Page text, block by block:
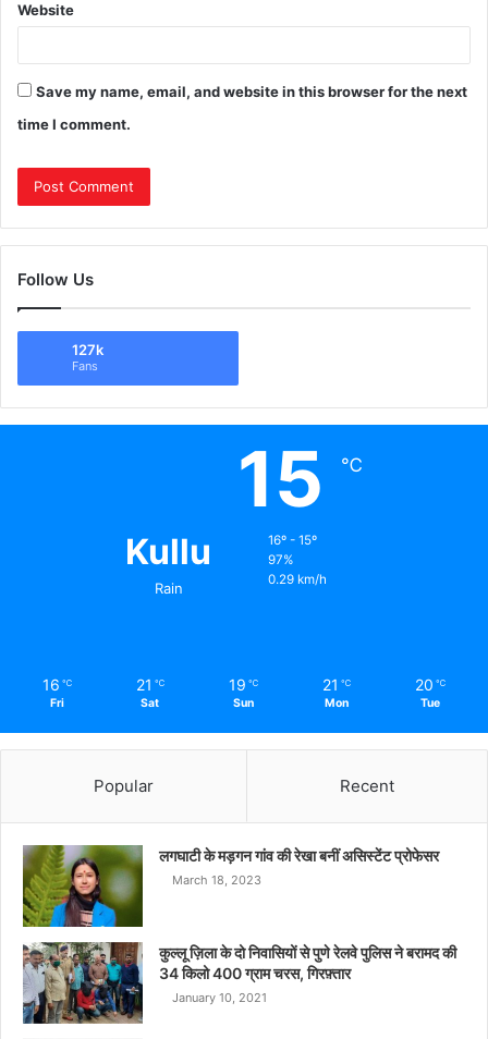
Website
Save my name, email, and website in this browser for the next
time I comment.
Follow Us
127k
Fans
Kullu
Rain
15 ℃
16º - 15º
97%
0.29 km/h
16 ℃
Fri
21 ℃
Sat
19 ℃
Sun
21 ℃
Mon
20 ℃
Tue
Popular Recent
लगघाटी के मड़गन गांव की रेखा बनीं असिस्टेंट प्रोफेसर
March 18, 2023
कुल्लू ज़िला के दो निवासियों से पुणे रेलवे पुलिस ने बरामद की
34 किलो 400 ग्राम चरस, गिरफ़्तार
January 10, 2021